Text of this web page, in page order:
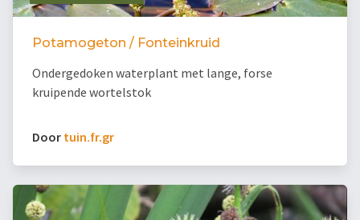
Potamogeton / Fonteinkruid
Ondergedoken waterplant met lange, forse
kruipende wortelstok
Door tuin.fr.gr